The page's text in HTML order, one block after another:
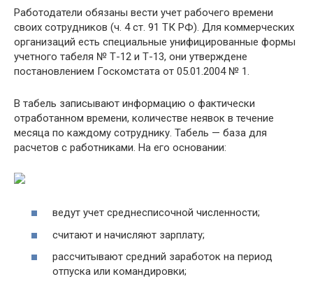
Работодатели обязаны вести учет рабочего времени
своих сотрудников (ч. 4 ст. 91 ТК РФ). Для коммерческих
организаций есть специальные унифицированные формы
учетного табеля № Т-12 и Т-13, они утверждене
постановлением Госкомстата от 05.01.2004 № 1.
В табель записывают информацию о фактически
отработанном времени, количестве неявок в течение
месяца по каждому сотруднику. Табель — база для
расчетов с работниками. На его основании:
ведут учет среднесписочной численности;
считают и начисляют зарплату;
рассчитывают средний заработок на период
отпуска или командировки;